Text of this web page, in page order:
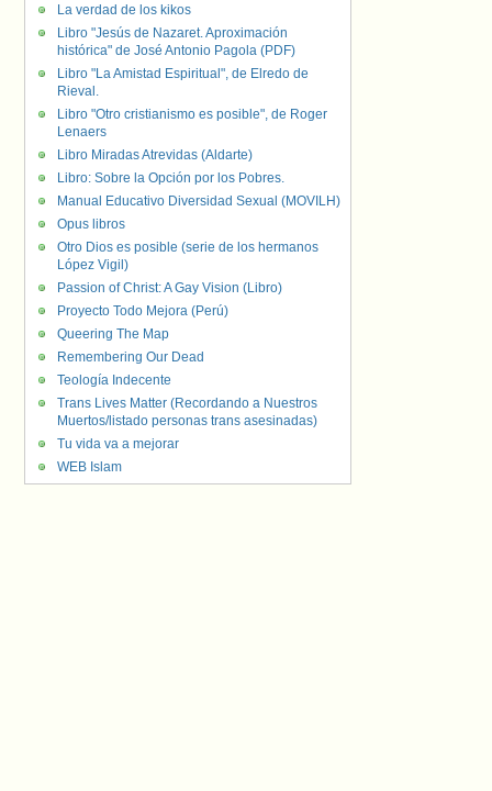
La verdad de los kikos
Libro "Jesús de Nazaret. Aproximación
histórica" de José Antonio Pagola (PDF)
Libro "La Amistad Espiritual", de Elredo de
Rieval.
Libro "Otro cristianismo es posible", de Roger
Lenaers
Libro Miradas Atrevidas (Aldarte)
Libro: Sobre la Opción por los Pobres.
Manual Educativo Diversidad Sexual (MOVILH)
Opus libros
Otro Dios es posible (serie de los hermanos
López Vigil)
Passion of Christ: A Gay Vision (Libro)
Proyecto Todo Mejora (Perú)
Queering The Map
Remembering Our Dead
Teología Indecente
Trans Lives Matter (Recordando a Nuestros
Muertos/listado personas trans asesinadas)
Tu vida va a mejorar
WEB Islam